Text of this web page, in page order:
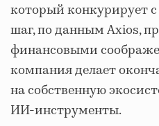
который конкурирует
шаг, по данным Axios,
финансовыми
компания делает
на собственную
ИИ-инструменты.